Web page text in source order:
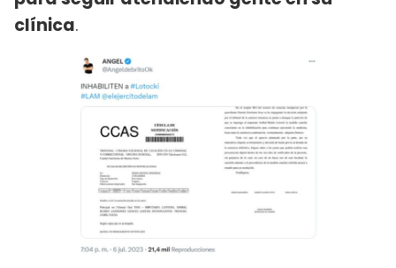
clínica.